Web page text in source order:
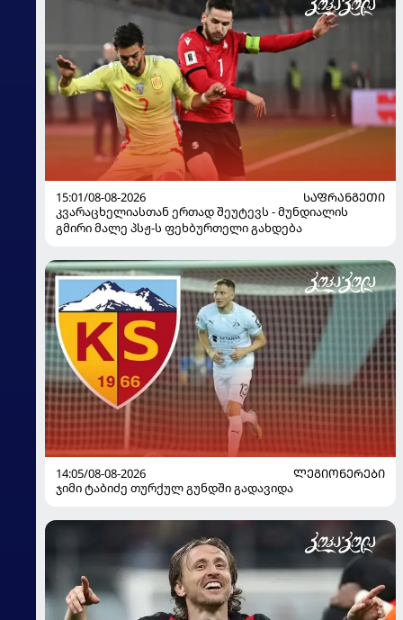
15:01/08-08-2026
ᲡᲐᲤᲠᲐᲜᲒᲔᲗᲘ
კვარაცხელიასთან ერთად შეუტევს - მუნდიალის
გმირი მალე პსჟ-ს ფეხბურთელი გახდება
14:05/08-08-2026
ᲚᲔᲒᲘᲝᲜᲔᲠᲔᲑᲘ
ჯიმი ტაბიძე თურქულ გუნდში გადავიდა